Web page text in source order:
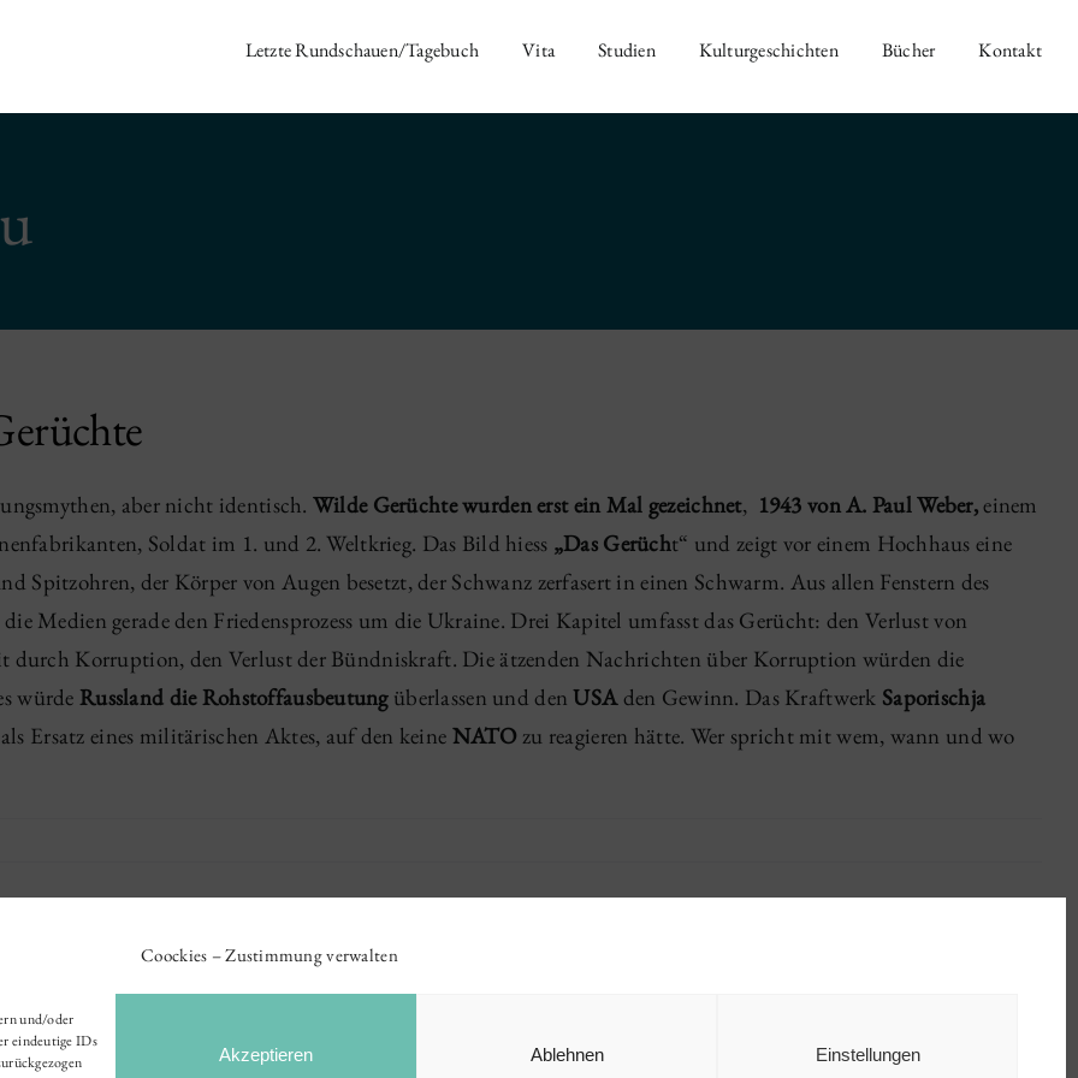
Coockies – Zustimmung verwalten
und/oder
eindeutige IDs
Akzeptieren Ablehnen Einstellungen
Letzte Rundschauen/Tagebuch Vita Studien Kulturgeschichten Bücher Kontakt
aber nicht identisch. Wilde Gerüchte wurden erst ein Mal gezeichnet, 1943 von A. Paul Weber,einem
Soldat im 1. und 2. Weltkrieg. Das Bild hiess „Das Gerücht“ und zeigt vor einem Hochhaus eine
Spitzohren, der Körper von Augen besetzt, der Schwanz zerfasert in einen Schwarm. Aus allen Fenstern des
Medien gerade den Friedensprozess um die Ukraine. Drei Kapitel umfasst das Gerücht: den Verlust von
durch Korruption, den Verlust der Bündniskraft. Die ätzenden Nachrichten über Korruption würden die
würde Russland die Rohstoffausbeutungüberlassen und den USAden Gewinn. Das Kraftwerk Saporischja
Ersatz eines militärischen Aktes, auf den keine NATO zu reagieren hätte. Wer spricht mit wem, wann und wo